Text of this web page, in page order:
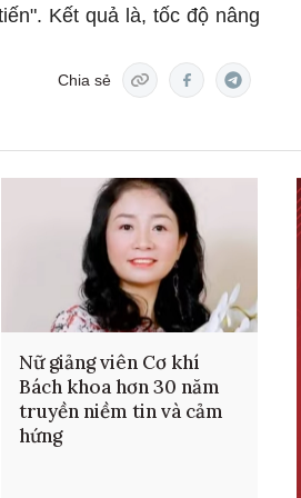
Kết quả là, tốc độ nâng
Chia sẻ
Nữ giảng viên Cơ khí
Bách khoa hơn 30 năm
truyền niềm tin và cảm
hứng